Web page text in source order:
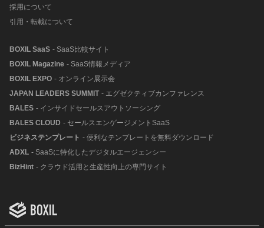
採用について
引用・転載について
BOXIL SaaS - SaaS比較サイト
BOXIL Magazine - SaaS情報メディア
BOXIL EXPO - オンライン展示会
JAPAN LEADERS SUMMIT - エグゼクティブカンファレンス
BALES - インサイドセールスアウトソーシング
BALES CLOUD - セールスエンゲージメントSaaS
ビジネステンプレート - 便利なテンプレートを無料ダウンロード
ADXL - SaaSに特化したデジタルエージェンシー
BizHint - クラウド活用と生産性向上の専門サイト